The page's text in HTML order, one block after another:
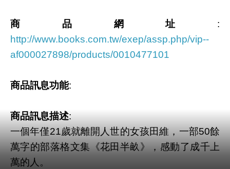
商品網址 :
http://www.books.com.tw/exep/assp.php/vip--
af000027898/products/0010477101
商品訊息功能:
商品訊息描述:
一個年僅21歲就離開人世的女孩田維，一部50餘
萬字的部落格文集《花田半畝》，感動了成千上
萬的人。